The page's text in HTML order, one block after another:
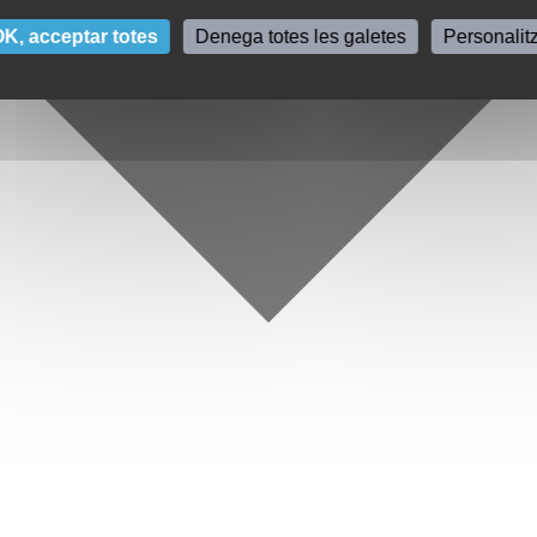
acceptar totes Denega totes les galetes